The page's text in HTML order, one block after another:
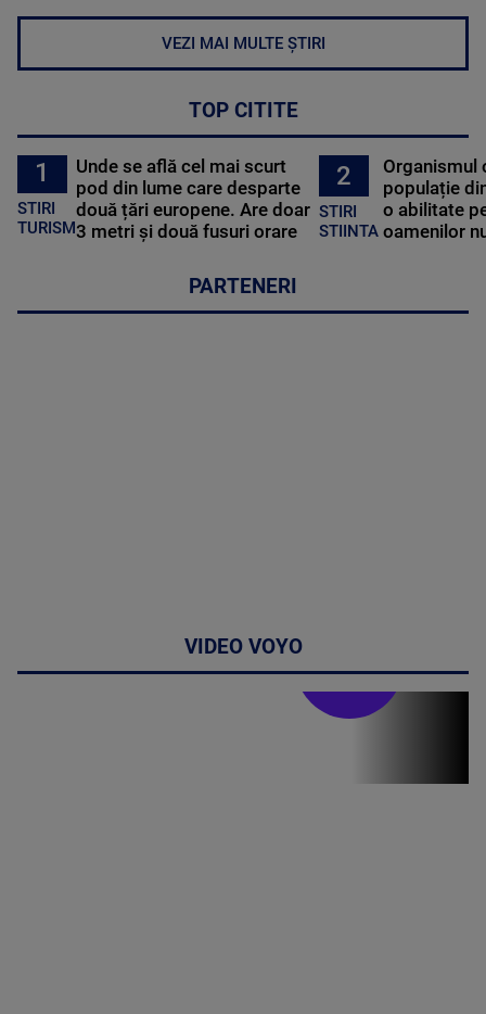
VEZI MAI MULTE ȘTIRI
TOP CITITE
1
STIRI
TURISM
Unde se află cel mai scurt
pod din lume care desparte
două țări europene. Are doar
3 metri și două fusuri orare
2
STIRI
STIINTA
Organismul
populație
o abilitate
oamenilor
PARTENERI
VIDEO VOYO